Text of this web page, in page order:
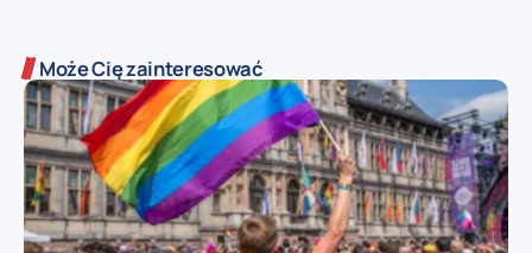
Może Cię zainteresować